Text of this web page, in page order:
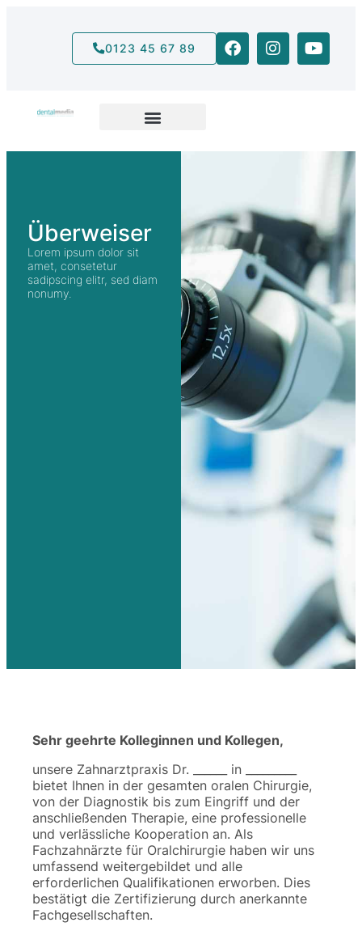
0123 45 67 89
Überweiser
Lorem ipsum dolor sit
amet, consetetur
sadipscing elitr, sed diam
nonumy.
Sehr geehrte Kolleginnen und Kollegen,
unsere Zahnarztpraxis Dr. ______ in _________
bietet Ihnen in der gesamten oralen Chirurgie,
von der Diagnostik bis zum Eingriff und der
anschließenden Therapie, eine professionelle
und verlässliche Kooperation an. Als
Fachzahnärzte für Oralchirurgie haben wir uns
umfassend weitergebildet und alle
erforderlichen Qualifikationen erworben. Dies
bestätigt die Zertifizierung durch anerkannte
Fachgesellschaften.